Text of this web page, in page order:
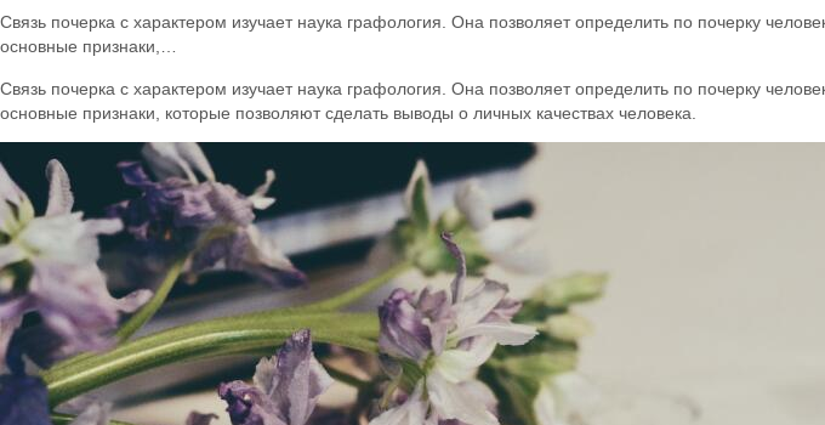
Связь почерка с характером изучает наука графология. Она позволяет определить по почерку
основные признаки,…
Связь почерка с характером изучает наука графология. Она позволяет определить по почерку
основные признаки, которые позволяют сделать выводы о личных качествах человека.